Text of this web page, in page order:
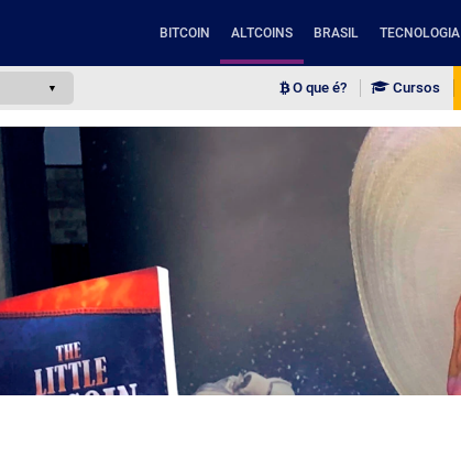
BITCOIN ALTCOINS BRASIL TECNOLOGIA
O que é? Cursos